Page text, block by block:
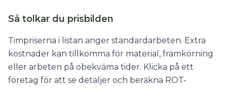
Så tolkar du prisbilden
Timpriserna i listan anger standardarbeten. Extra
kostnader kan tillkomma för material, framkörning
eller arbeten på obekväma tider. Klicka på ett
företag för att se detaljer och beräkna ROT-